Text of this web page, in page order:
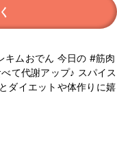
キムおでん 今日の #筋肉
て代謝アップ♪ スパイス
ダイエットや体作りに嬉